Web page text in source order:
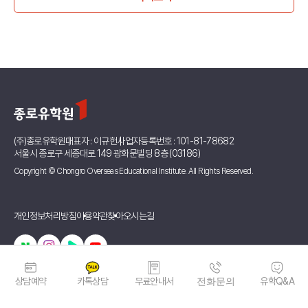
상담예약 카톡상담 무료안내서 전화문의 유학Q&A
(주)종로유학원대표자 : 이규헌사업자등록번호 : 101-81-78682
서울시 종로구 세종대로 149 광화문빌딩 8층 (03186)
Copyright © Chongro Overseas Educational Institute. All Rights Reserved.
개인정보처리방침이용약관찾아오시는길